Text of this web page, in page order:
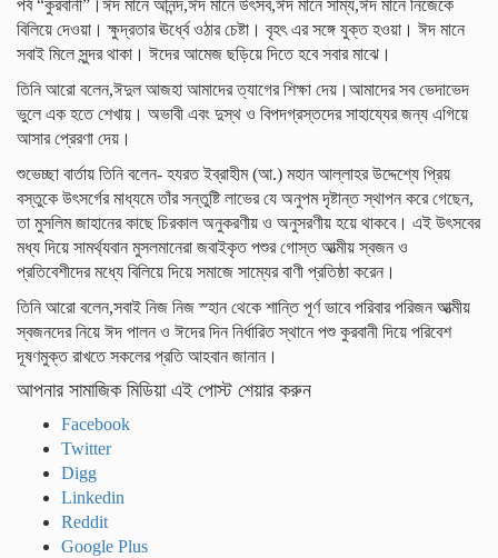
পর্ব “কুরবানী”।ঈদ মানে আনন্দ,ঈদ মানে উৎসব,ঈদ মানে সাম্য,ঈদ মানে নিজেকে
বিলিয়ে দেওয়া। ক্ষুদ্রতার ঊর্ধ্বে ওঠার চেষ্টা। বৃহৎ এর সঙ্গে যুক্ত হওয়া। ঈদ মানে
সবাই মিলে সুন্দর থাকা। ঈদের আমেজ ছড়িয়ে দিতে হবে সবার মাঝে।
তিনি আরো বলেন,ঈদুল আজহা আমাদের ত্যাগের শিক্ষা দেয়।আমাদের সব ভেদাভেদ
ভুলে এক হতে শেখায়। অভাবী এবং দুস্থ ও বিপদগ্রস্তদের সাহায্যের জন্য এগিয়ে
আসার প্রেরণা দেয়।
শুভেচ্ছা বার্তায় তিনি বলেন- হযরত ইব্রাহীম (আ.) মহান আল্লাহর উদ্দেশ্যে প্রিয়
বস্তুকে উৎসর্গের মাধ্যমে তাঁর সন্তুষ্টি লাভের যে অনুপম দৃষ্টান্ত স্থাপন করে গেছেন,
তা মুসলিম জাহানের কাছে চিরকাল অনুকরণীয় ও অনুসরণীয় হয়ে থাকবে। এই উৎসবের
মধ্য দিয়ে সামর্থ্যবান মুসলমানেরা জবাইকৃত পশুর গোস্ত আত্মীয় স্বজন ও
প্রতিবেশীদের মধ্যে বিলিয়ে দিয়ে সমাজে সাম্যের বাণী প্রতিষ্ঠা করেন।
তিনি আরো বলেন,সবাই নিজ নিজ স্হান থেকে শান্তি পূর্ণ ভাবে পরিবার পরিজন আত্মীয়
স্বজনদের নিয়ে ঈদ পালন ও ঈদের দিন নির্ধারিত স্থানে পশু কুরবানী দিয়ে পরিবেশ
দূষণমুক্ত রাখতে সকলের প্রতি আহবান জানান।
আপনার সামাজিক মিডিয়া এই পোস্ট শেয়ার করুন
Facebook
Twitter
Digg
Linkedin
Reddit
Google Plus